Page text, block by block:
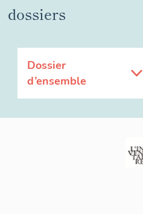
dossiers
Dossier
d’ensemble